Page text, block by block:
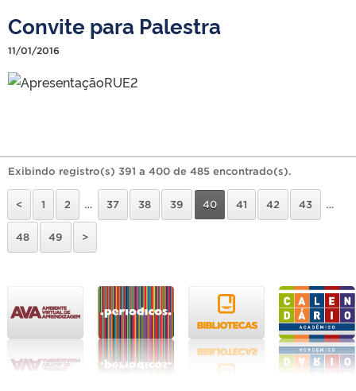
Convite para Palestra
11/01/2016
Exibindo registro(s) 391 a 400 de 485 encontrado(s).
< 1 2 … 37 38 39 40 41 42 43 …
48 49 >